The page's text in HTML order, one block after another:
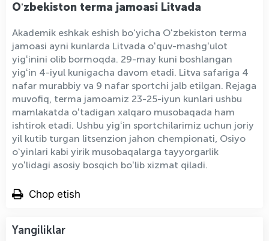
Oʻzbekiston terma jamoasi Litvada
Akademik eshkak eshish boʻyicha Oʻzbekiston terma
jamoasi ayni kunlarda Litvada oʻquv-mashgʻulot
yigʻinini olib bormoqda. 29-may kuni boshlangan
yigʻin 4-iyul kunigacha davom etadi. Litva safariga 4
nafar murabbiy va 9 nafar sportchi jalb etilgan. Rejaga
muvofiq, terma jamoamiz 23-25-iyun kunlari ushbu
mamlakatda oʻtadigan xalqaro musobaqada ham
ishtirok etadi. Ushbu yigʻin sportchilarimiz uchun joriy
yil kutib turgan litsenzion jahon chempionati, Osiyo
oʻyinlari kabi yirik musobaqalarga tayyorgarlik
yoʻlidagi asosiy bosqich boʻlib xizmat qiladi.
Chop etish
Yangiliklar